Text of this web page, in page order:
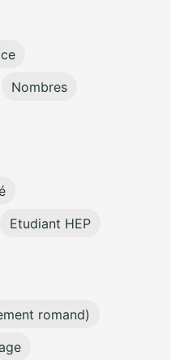
Nombres
Etudiant HEP
romand)